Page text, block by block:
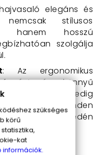
elegáns és
nemcsak stílusos
hanem hosszú
szolgálja
: Az ergonomikus
fogást és könnyű
hosszú kábel pedig
hogy minden
könnyedén
szükséges
körű
kat
információk.